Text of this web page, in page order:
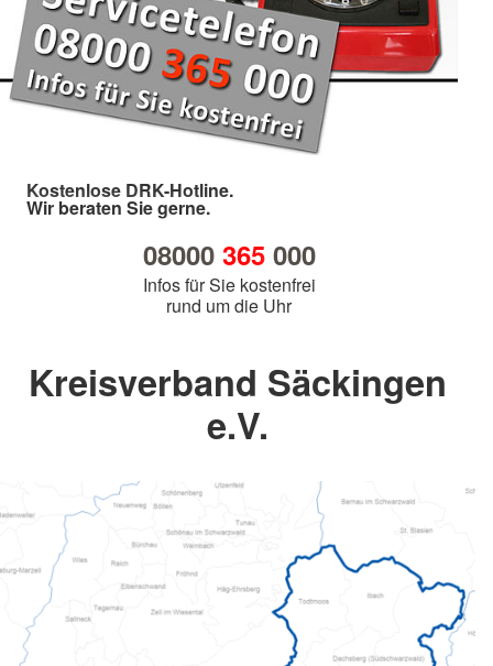
Kostenlose DRK-Hotline.
Wir beraten Sie gerne.
08000 365000
Infos für Sie kostenfrei
rund um die Uhr
Kreisverband Säckingen
e.V.